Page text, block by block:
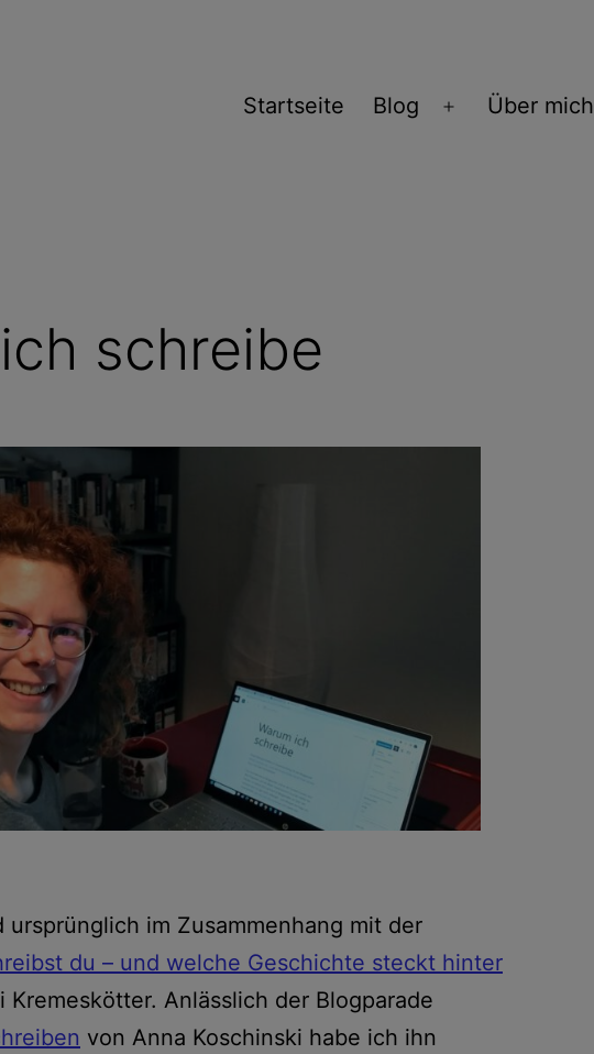
Startseite Blog
Menü
Über mich
schreibe
im Zusammenhang mit der
du – und welche Geschichte steckt hinter
Kremeskötter. Anlässlich der Blogparade
von Anna Koschinski habe ich ihn